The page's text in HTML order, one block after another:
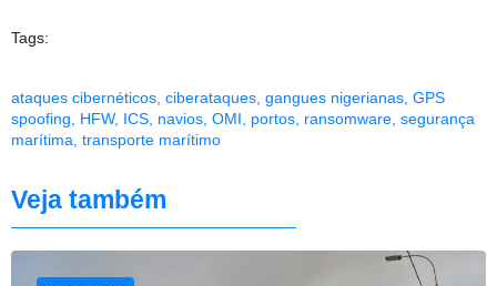
Tags:
ataques cibernéticos ciberataques gangues nigerianas GPS
spoofing
HFW, ICS navios OMI portos ransomware segurança
marítima transporte marítimo
Veja também